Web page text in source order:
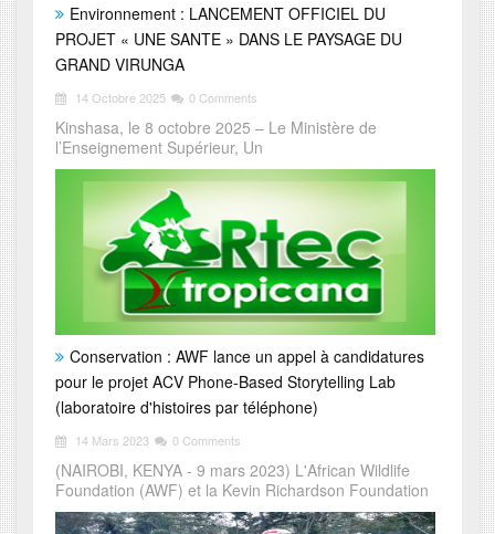
Environnement : LANCEMENT OFFICIEL DU
PROJET « UNE SANTE » DANS LE PAYSAGE DU
GRAND VIRUNGA
14 Octobre 2025 0 Comments
Kinshasa, le 8 octobre 2025 – Le Ministère de
l’Enseignement Supérieur, Un
Conservation : AWF lance un appel à candidatures
pour le projet ACV Phone-Based Storytelling Lab
(laboratoire d'histoires par téléphone)
14 Mars 2023 0 Comments
(NAIROBI, KENYA - 9 mars 2023) L'African Wildlife
Foundation (AWF) et la Kevin Richardson Foundation